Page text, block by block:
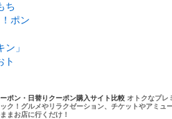
ち
ポン
」
ト
ポン・日替りクーポン購入サイト比較 オトクなプレ
ク！グルメやリラクゼーション、チケットやアミ
まお店に行くだけ！